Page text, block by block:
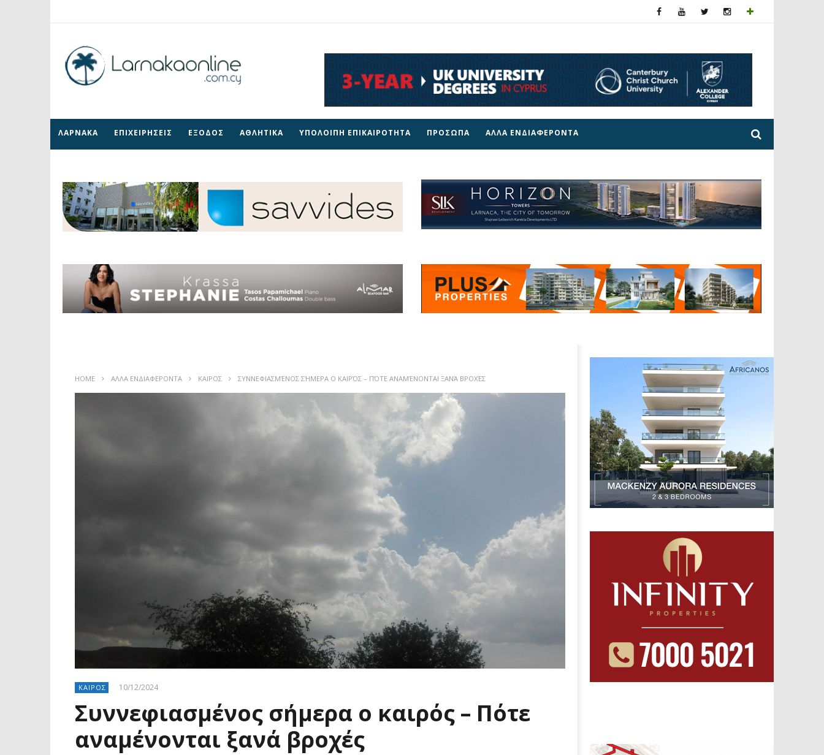
ΛΑΡΝΑΚΑ ΕΠΙΧΕΙΡΗΣΕΙΣ ΕΞΟΔΟΣ ΑΘΛΗΤΙΚΑ ΥΠΟΛΟΙΠΗ ΕΠΙΚΑΙΡΟΤΗΤΑ ΠΡΟΣΩΠΑ ΑΛΛΑ ΕΝΔΙΑΦΕΡΟΝΤΑ
HOME ΑΛΛΑ ΕΝΔΙΑΦΕΡΟΝΤΑ ΚΑΙΡΟΣ ΣΥΝΝΕΦΙΑΣΜΈΝΟΣ ΣΉΜΕΡΑ Ο ΚΑΙΡΌΣ – ΠΌΤΕ ΑΝΑΜΈΝΟΝΤΑΙ ΞΑΝΆ ΒΡΟΧΈΣ
ΚΑΙΡΟΣ 10/12/2024
Συννεφιασμένος σήμερα ο καιρός – Πότε
αναμένονται ξανά βροχές